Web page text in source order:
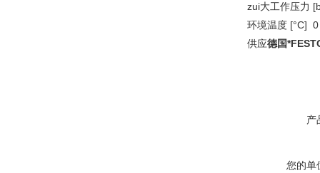
zui大工作压力
环境温度 [°C]
供应德国
产
您的单